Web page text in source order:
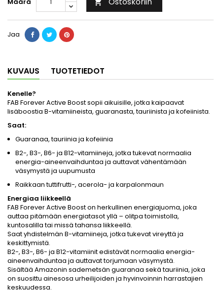

Jaa
KUVAUS TUOTETIEDOT
Kenelle?
FAB Forever Active Boost sopii aikuisille, jotka kaipaavat
lisäboostia B-vitamiineista, guaranasta, tauriinista ja kofeiinista.
Saat:
Guaranaa, tauriinia ja kofeiinia
B2-, B3-, B6- ja B12-vitamiineja, jotka tukevat normaalia
energia-aineenvaihduntaa ja auttavat vähentämään
väsymystä ja uupumusta
Raikkaan tuttifrutti-, acerola- ja karpalonmaun
Energiaa liikkeellä
FAB Forever Active Boost on herkullinen energiajuoma, joka
auttaa pitämään energiatasot yllä – olitpa toimistolla,
kuntosalilla tai missä tahansa liikkeellä.
Saat yhdistelmän B-vitamiineja, jotka tukevat vireyttä ja
keskittymistä.
B2-, B3-, B6- ja B12-vitamiinit edistävät normaalia energia-
aineenvaihduntaa ja auttavat torjumaan väsymystä.
Sisältää Amazonin sademetsän guaranaa sekä tauriinia, joka
on suosittu ainesosa urheilijoiden ja hyvinvoinnin harrastajien
keskuudessa.